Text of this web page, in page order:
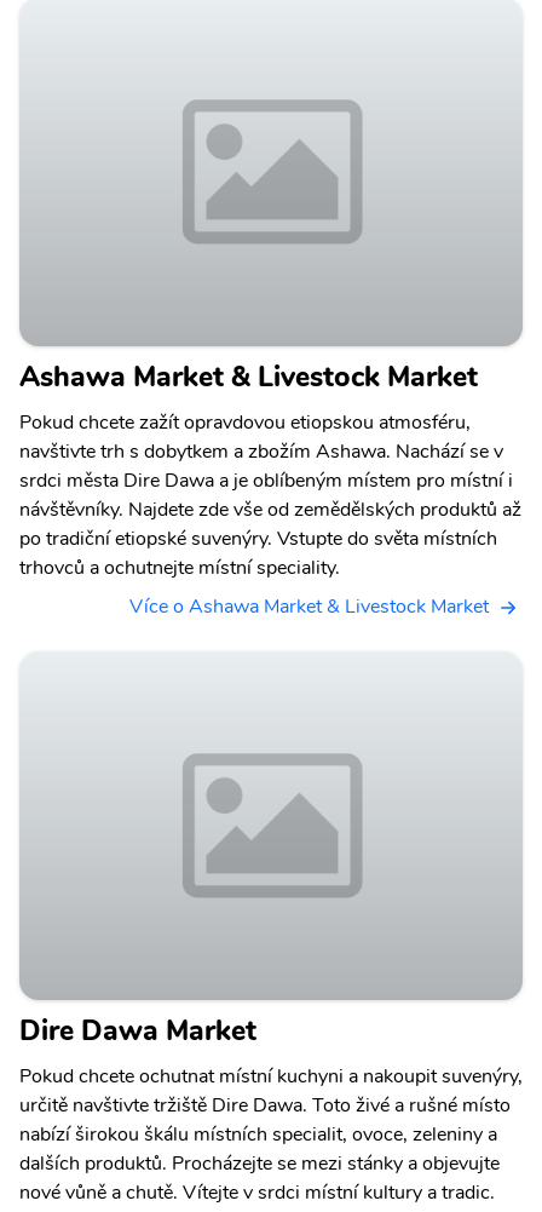
Ashawa Market & Livestock Market
Pokud chcete zažít opravdovou etiopskou atmosféru,
navštivte trh s dobytkem a zbožím Ashawa. Nachází se v
srdci města Dire Dawa a je oblíbeným místem pro místní i
návštěvníky. Najdete zde vše od zemědělských produktů až
po tradiční etiopské suvenýry. Vstupte do světa místních
trhovců a ochutnejte místní speciality.
Více o Ashawa Market & Livestock Market
Dire Dawa Market
Pokud chcete ochutnat místní kuchyni a nakoupit suvenýry,
určitě navštivte tržiště Dire Dawa. Toto živé a rušné místo
nabízí širokou škálu místních specialit, ovoce, zeleniny a
dalších produktů. Procházejte se mezi stánky a objevujte
nové vůně a chutě. Vítejte v srdci místní kultury a tradic.